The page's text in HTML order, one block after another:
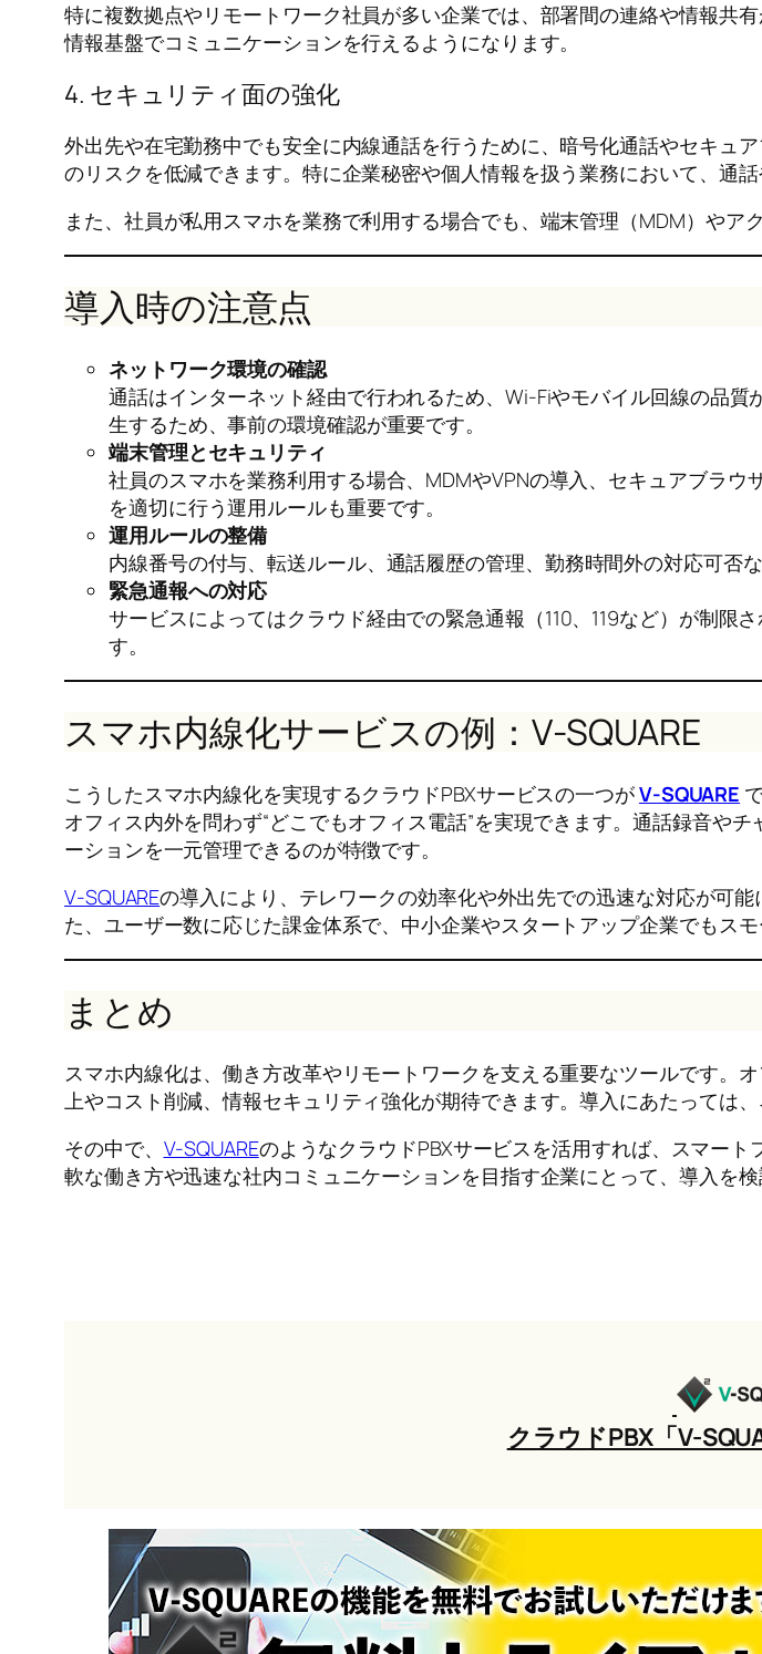
特に複数拠点やリモートワーク社員が多い企業では、部署間の連絡や情報共
情報基盤でコミュニケーションを行えるようになります。
4. セキュリティ面の強化
外出先や在宅勤務中でも安全に内線通話を行うために、暗号化通話やセキュ
のリスクを低減できます。特に企業秘密や個人情報を扱う業務において、通
また、社員が私用スマホを業務で利用する場合でも、端末管理（MDM）やア
導入時の注意点
ネットワーク環境の確認
通話はインターネット経由で行われるため、Wi-Fiやモバイル回線の品
生するため、事前の環境確認が重要です。
端末管理とセキュリティ
社員のスマホを業務利用する場合、MDMやVPNの導入、セキュアブラ
を適切に行う運用ルールも重要です。
運用ルールの整備
内線番号の付与、転送ルール、通話履歴の管理、勤務時間外の対応可否
緊急通報への対応
サービスによってはクラウド経由での緊急通報（110、119など）が制
す。
スマホ内線化サービスの例：V‑SQUARE
こうしたスマホ内線化を実現するクラウドPBXサービスの一つがV‑SQUARE
オフィス内外を問わず“どこでもオフィス電話”を実現できます。通話録音や
ーションを一元管理できるのが特徴です。
V‑SQUAREの導入により、テレワークの効率化や外出先での迅速な対応が可
た、ユーザー数に応じた課金体系で、中小企業やスタートアップ企業でもスモ
まとめ
スマホ内線化は、働き方改革やリモートワークを支える重要なツールです。
上やコスト削減、情報セキュリティ強化が期待できます。導入にあたっては
その中で、 V‑SQUAREのようなクラウドPBXサービスを活用すれば、スマー
軟な働き方や迅速な社内コミュニケーションを目指す企業にとって、導入を
クラウドPBX「V-